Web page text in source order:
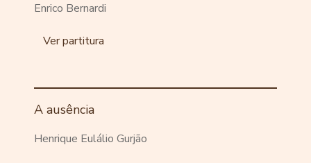
Enrico Bernardi
Ver partitura
A ausência
Henrique Eulálio Gurjão